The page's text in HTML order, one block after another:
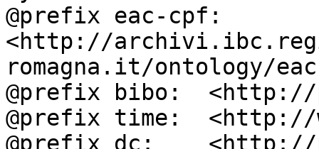
@prefix eac-cpf:
<http://
romagna.it/ontology/
@prefix bibo:
@prefix time:  <http://
@prefix dc:    <http://